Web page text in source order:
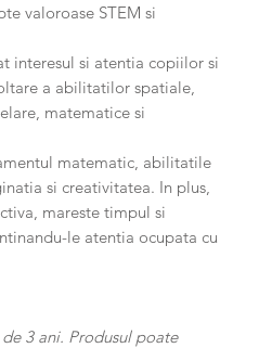
valoroase STEM si
interesul si atentia copiilor si
a abilitatilor spatiale,
matematice si
matematic, abilitatile
si creativitatea. In plus,
mareste timpul si
le atentia ocupata cu
3 ani. Produsul poate